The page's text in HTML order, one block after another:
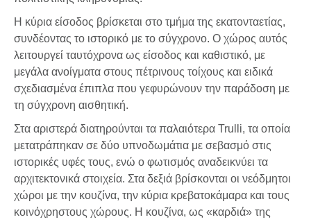
Η κύρια είσοδος βρίσκεται στο τμήμα της εκατονταετίας,
συνδέοντας το ιστορικό με το σύγχρονο. Ο χώρος αυτός
λειτουργεί ταυτόχρονα ως είσοδος και καθιστικό, με
μεγάλα ανοίγματα στους πέτρινους τοίχους και ειδικά
σχεδιασμένα έπιπλα που γεφυρώνουν την παράδοση με
τη σύγχρονη αισθητική.
Στα αριστερά διατηρούνται τα παλαιότερα Trulli, τα οποία
μετατράπηκαν σε δύο υπνοδωμάτια με σεβασμό στις
ιστορικές υφές τους, ενώ ο φωτισμός αναδεικνύει τα
αρχιτεκτονικά στοιχεία. Στα δεξιά βρίσκονται οι νεόδμητοι
χώροι με την κουζίνα, την κύρια κρεβατοκάμαρα και τους
κοινόχρηστους χώρους. Η κουζίνα, ως «καρδιά» της